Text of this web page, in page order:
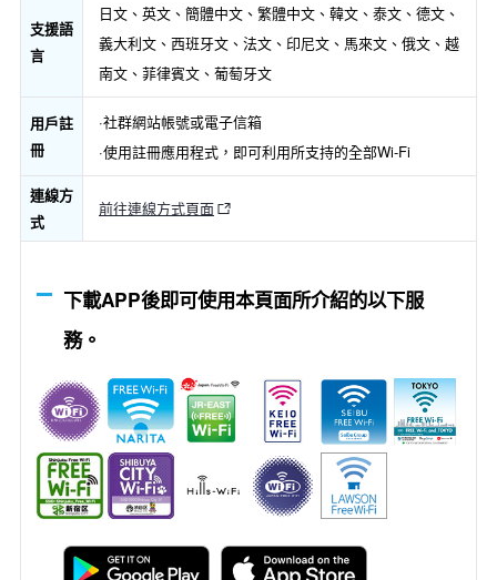
支援語
言
日文、英文、簡體中文、繁體中文、韓文、泰文、德文、
義大利文、西班牙文、法文、印尼文、馬來文、俄文、越
南文、菲律賓文、葡萄牙文
用戶註
冊
·社群網站帳號或電子信箱
·使用註冊應用程式，即可利用所支持的全部Wi-Fi
連線方
式
前往連線方式頁面
下載APP後即可使用本頁面所介紹的以下服
務。